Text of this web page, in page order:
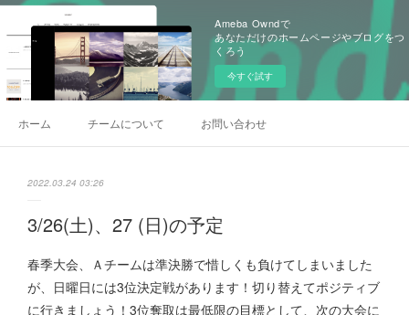
Ameba Owndで
あなただけのホームページやブログをつ
くろう
今すぐ試す
ホーム チームについて お問い合わせ
2022.03.24 03:26
3/26(土)、27 (日)の予定
春季大会、Ａチームは準決勝で惜しくも負けてしまいました
が、日曜日には3位決定戦があります！切り替えてポジティブ
に行きましょう！3位奪取は最低限の目標として、次の大会に